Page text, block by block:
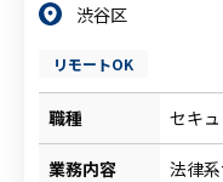
案件について相談
渋谷区
リモートOK
職種 セキ
業務内容
法律